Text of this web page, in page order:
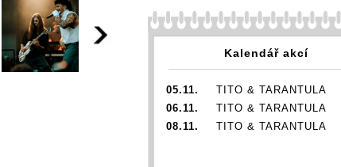
Kalendář akcí
05.11.
TITO & TARANTULA
06.11.
TITO & TARANTULA
08.11.
TITO & TARANTULA